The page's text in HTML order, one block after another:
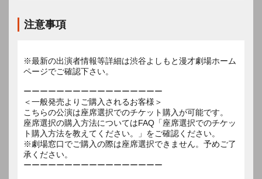
注意事項
※最新の出演者情報等詳細は渋谷よしもと漫才劇場ホーム
ページでご確認下さい。
ーーーーーーーーーーーーーーーーー
＜一般発売よりご購入されるお客様＞
こちらの公演は座席選択でのチケット購入が可能です。
座席選択の購入方法についてはFAQ「座席選択でのチケッ
ト購入方法を教えてください。」をご確認ください。
※劇場窓口でご購入の際は座席選択できません。予めご了
承ください。
ーーーーーーーーーーーーーーーーー